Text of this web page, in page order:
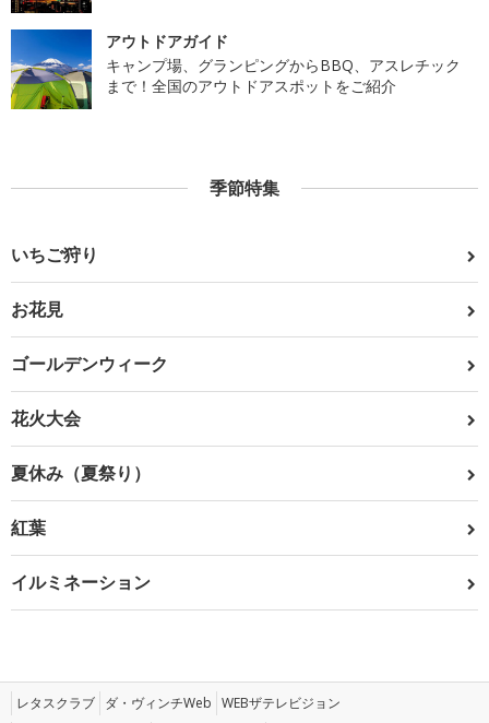
アウトドアガイド
キャンプ場、グランピングからBBQ、アスレチック
まで！全国のアウトドアスポットをご紹介
季節特集
いちご狩り
お花見
ゴールデンウィーク
花火大会
夏休み（夏祭り）
紅葉
イルミネーション
レタスクラブ ダ・ヴィンチWeb WEBザテレビジョン